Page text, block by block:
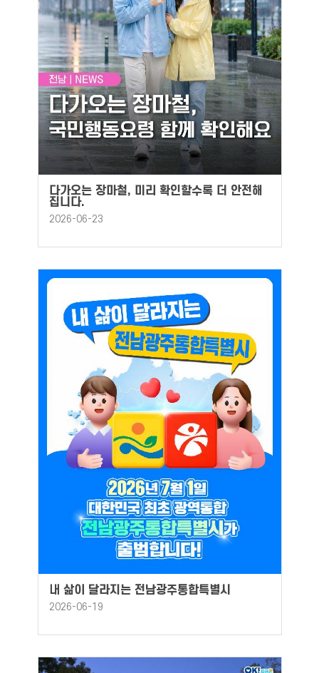
다가오는 장마철, 미리 확인할수록 더 안전해
집니다.
2026-06-23
내 삶이 달라지는 전남광주통합특별시
2026-06-19